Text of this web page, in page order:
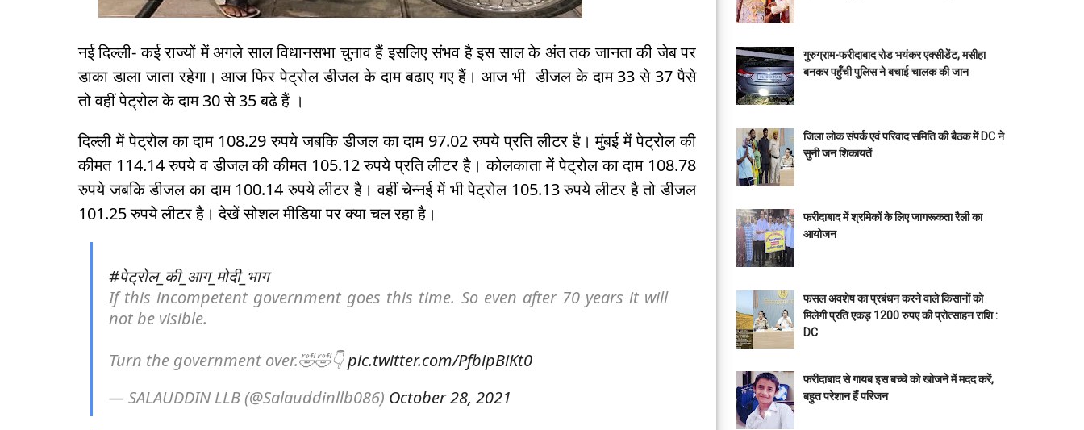
नई दिल्ली- कई राज्यों में अगले साल विधानसभा चुनाव हैं इसलिए संभव है इस साल के अंत तक जानता की जेब पर
डाका डाला जाता रहेगा। आज फिर पेट्रोल डीजल के दाम बढाए गए हैं। आज भी डीजल के दाम 33 से 37 पैसे
तो वहीं पेट्रोल के दाम 30 से 35 बढे हैं ।
दिल्ली में पेट्रोल का दाम 108.29 रुपये जबकि डीजल का दाम 97.02 रुपये प्रति लीटर है। मुंबई में पेट्रोल की
कीमत 114.14 रुपये व डीजल की कीमत 105.12 रुपये प्रति लीटर है। कोलकाता में पेट्रोल का दाम 108.78
रुपये जबकि डीजल का दाम 100.14 रुपये लीटर है। वहीं चेन्नई में भी पेट्रोल 105.13 रुपये लीटर है तो डीजल
101.25 रुपये लीटर है। देखें सोशल मीडिया पर क्या चल रहा है।
#पेट्रोल_की_आग_मोदी_भाग
If this incompetent government goes this time. So even after 70 years it will
not be visible.
Turn the government over.🤣🤣👇pic.twitter.com/PfbipBiKt0
— SALAUDDIN LLB (@Salauddinllb086) October 28, 2021
गुरुग्राम-फरीदाबाद रोड भयंकर एक्सीडेंट, मसीहा
बनकर पहुँची पुलिस ने बचाई चालक की जान
जिला लोक संपर्क एवं परिवाद समिति की बैठक में DC ने
सुनी जन शिकायतें
फरीदाबाद में श्रमिकों के लिए जागरूकता रैली का
आयोजन
फसल अवशेष का प्रबंधन करने वाले किसानों को
मिलेगी प्रति एकड़ 1200 रुपए की प्रोत्साहन राशि :
DC
फरीदाबाद से गायब इस बच्चे को खोजने में मदद करें,
बहुत परेशान हैं परिजन